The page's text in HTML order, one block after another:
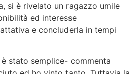
si è rivelato un ragazzo umile
ed interesse
e concluderla in tempi
stato semplice- commenta